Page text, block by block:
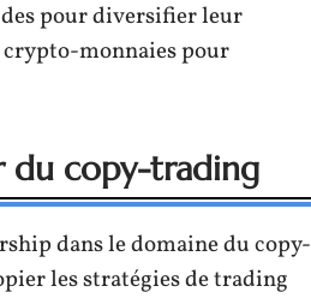
pour diversifier leur
monnaies pour
du copy-trading
dans le domaine du copy-
les stratégies de trading